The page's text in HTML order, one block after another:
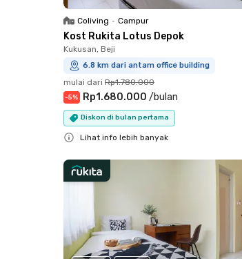
Coliving • Campur
Kost Rukita Lotus Depok
Kukusan, Beji
6.8 km dari antam office building
mulai dari Rp1.780.000
-5% Rp1.680.000 /bulan
Diskon di bulan pertama
Lihat info lebih banyak